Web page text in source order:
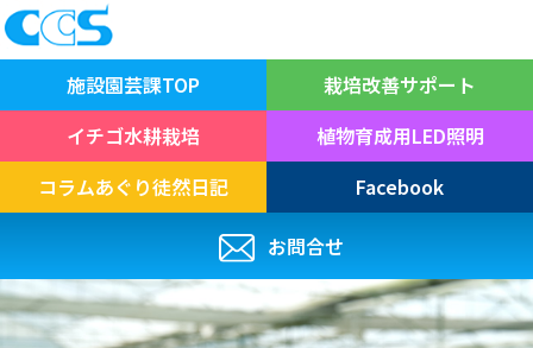
施設園芸課TOP 栽培改善サポート
イチゴ水耕栽培 植物育成用LED照明
コラムあぐり徒然日記 Facebook
お問合せ